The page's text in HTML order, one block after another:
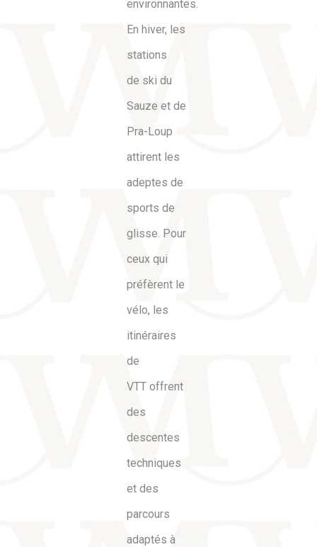
environnantes.
En hiver, les
stations
de ski du
Sauze et de
Pra-Loup
attirent les
adeptes de
sports de
glisse. Pour
ceux qui
préfèrent le
vélo, les
itinéraires
de
VTT offrent
des
descentes
techniques
et des
parcours
adaptés à